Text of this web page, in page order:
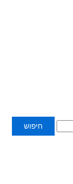
חיפוש